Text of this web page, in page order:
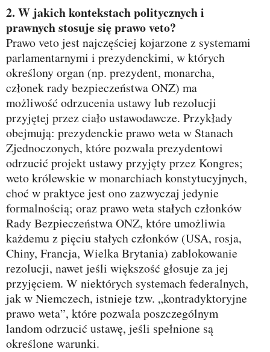
2. W jakich kontekstach politycznych i
prawnych stosuje się prawo veto?
Prawo veto jest najczęściej kojarzone z systemami
parlamentarnymi i prezydenckimi, w których
określony organ (np. prezydent, monarcha,
członek rady bezpieczeństwa ONZ) ma
możliwość odrzucenia ustawy lub rezolucji
przyjętej przez ciało ustawodawcze. Przykłady
obejmują: prezydenckie prawo weta w Stanach
Zjednoczonych, które pozwala prezydentowi
odrzucić projekt ustawy przyjęty przez Kongres;
weto królewskie w monarchiach konstytucyjnych,
choć w praktyce jest ono zazwyczaj jedynie
formalnością; oraz prawo weta stałych członków
Rady Bezpieczeństwa ONZ, które umożliwia
każdemu z pięciu stałych członków (USA, rosja,
Chiny, Francja, Wielka Brytania) zablokowanie
rezolucji, nawet jeśli większość głosuje za jej
przyjęciem. W niektórych systemach federalnych,
jak w Niemczech, istnieje tzw. „kontradyktoryjne
prawo weta”, które pozwala poszczególnym
landom odrzucić ustawę, jeśli spełnione są
określone warunki.